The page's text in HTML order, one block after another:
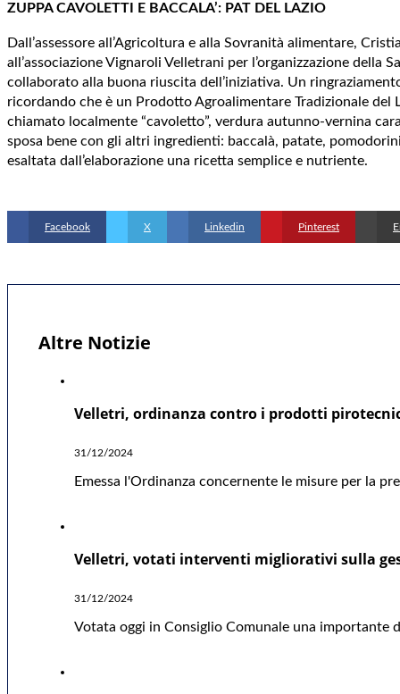
Altre Notizie
Velletri, ordinanza contro i prodotti
31/12/2024
Emessa l'Ordinanza concernente le misure per la
Velletri, votati interventi migliorativi sulla
31/12/2024
Votata oggi in Consiglio Comunale una
ZUPPA CAVOLETTI E BACCALA’: PAT DEL LAZIO
Dall’assessore all’Agricoltura e alla Sovranità alimentare,
all’associazione Vignaroli Velletrani per l’organizzazione
collaborato alla buona riuscita dell’iniziativa. Un
ricordando che è un Prodotto Agroalimentare Tradizionale
chiamato localmente “cavoletto”, verdura autunno-vernina
sposa bene con gli altri ingredienti: baccalà, patate,
esaltata dall’elaborazione una ricetta semplice e nutriente.
Facebook X Linkedin Pinterest